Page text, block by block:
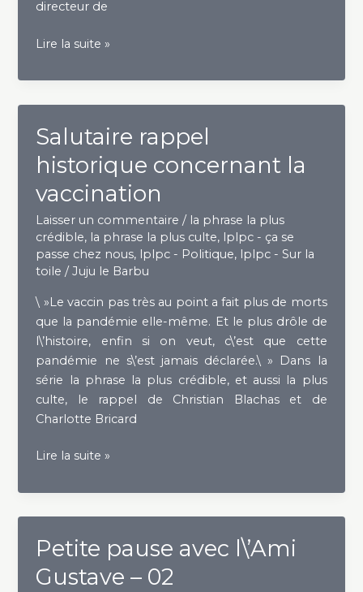
directeur de
Les
chiffres
de
grippe
A
toute
la
population
française
touchée
Lire la suite »
Salutaire rappel
historique concernant la
vaccination
Laisser un commentaire / la phrase la plus
crédible, la phrase la plus culte, lplpc - ça se
passe chez nous, lplpc - Politique, lplpc - Sur la
toile /Juju le Barbu
\ »Le vaccin pas très au point a fait plus de morts
que la pandémie elle-même. Et le plus drôle de
l\’histoire, enfin si on veut, c\’est que cette
pandémie ne s\’est jamais déclarée.\ » Dans la
série la phrase la plus crédible, et aussi la plus
culte, le rappel de Christian Blachas et de
Charlotte Bricard
Salutaire
historique
concernant
vaccination
Lire la suite »
Petite pause avec l\’Ami
Gustave – 02